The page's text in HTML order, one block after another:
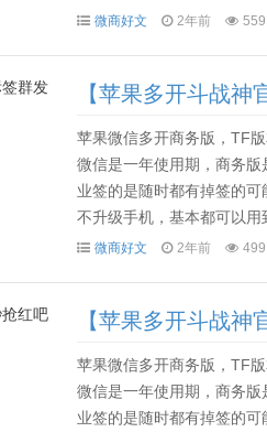
一般80多天后就要用电脑
微商好文 2年前 559
【苹果多开斗战神
苹果微信多开商务版，TF
微信是一年使用期，商务
业签的是随时都有掉签的
不升级手机，基本都可以
一般80多天后就要用电脑
微商好文 2年前 499
【苹果多开斗战神
苹果微信多开商务版，TF
微信是一年使用期，商务
业签的是随时都有掉签的